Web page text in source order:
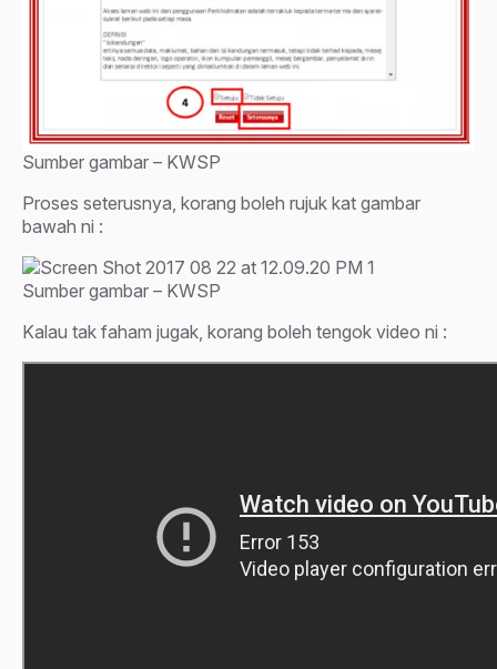
Sumber gambar – KWSP
Proses seterusnya, korang boleh rujuk kat gambar
bawah ni :
Sumber gambar – KWSP
Kalau tak faham jugak, korang boleh tengok video ni :